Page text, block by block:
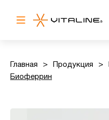
Главная > Продукция >
Биоферрин